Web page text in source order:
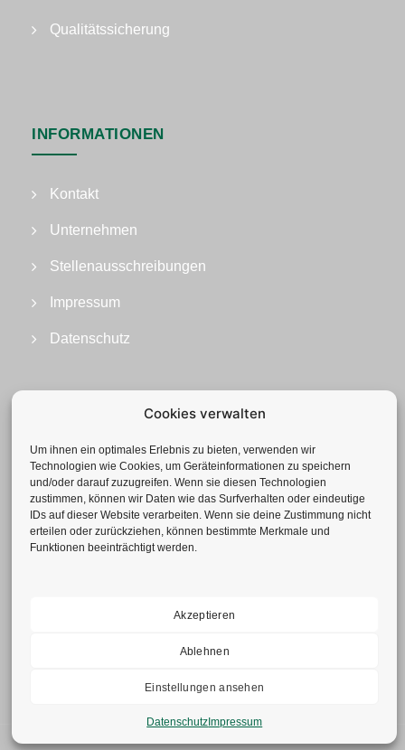
Cookies verwalten
Um ihnen ein optimales Erlebnis zu bieten, verwenden wir
Technologien wie Cookies, um Geräteinformationen zu speichern
und/oder darauf zuzugreifen. Wenn sie diesen Technologien
zustimmen, können wir Daten wie das Surfverhalten oder eindeutige
IDs auf dieser Website verarbeiten. Wenn sie deine Zustimmung nicht
erteilen oder zurückziehen, können bestimmte Merkmale und
Funktionen beeinträchtigt werden.
Akzeptieren
Ablehnen
Einstellungen ansehen
Datenschutz Impressum
Qualitätssicherung
INFORMATIONEN
Kontakt
Unternehmen
Stellenausschreibungen
Impressum
Datenschutz
Geotechnisches Büro GmbH
Fax: +49(0)241-52 77 62